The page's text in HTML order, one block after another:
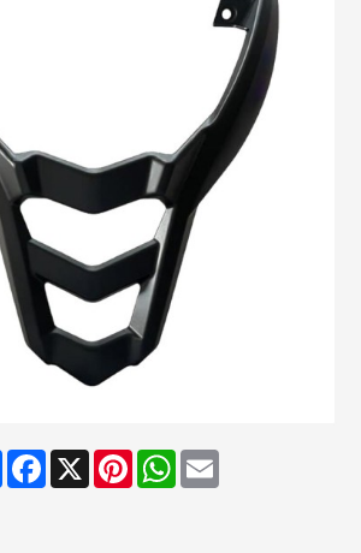
ShareFacebook
X PinterestWhatsApp
Email